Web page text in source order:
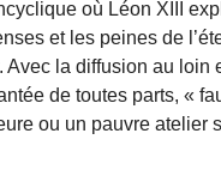
où Léon XIII
et les peines de
Avec la diffusion au
de toutes parts, «
ou un pauvre atelier